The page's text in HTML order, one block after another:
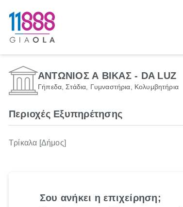
ΑΝΤΩΝΙΟΣ Α ΒΙΚΑΣ - DA LUZ
Γήπεδα, Στάδια, Γυμναστήρια, Κολυμβητήρια
Περιοχές Εξυπηρέτησης
Τρίκαλα [Δήμος]
Σου ανήκει η επιχείρηση;